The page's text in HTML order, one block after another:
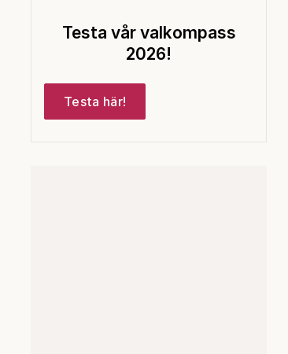
Testa vår valkompass
2026!
Testa här!